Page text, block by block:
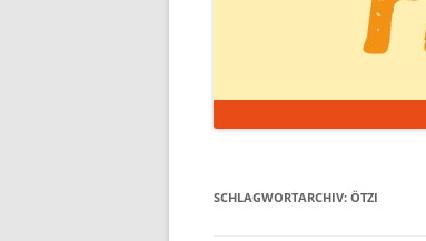
SCHLAGWORTARCHIV: ÖTZI